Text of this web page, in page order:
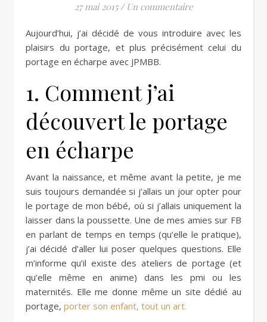
27 mai 2015 / Un commentaire
Aujourd’hui, j’ai décidé de vous introduire avec les
plaisirs du portage, et plus précisément celui du
portage en écharpe avec JPMBB.
1. Comment j’ai
découvert le portage
en écharpe
Avant la naissance, et même avant la petite, je me
suis toujours demandée si j’allais un jour opter pour
le portage de mon bébé, où si j’allais uniquement la
laisser dans la poussette. Une de mes amies sur FB
en parlant de temps en temps (qu’elle le pratique),
j’ai décidé d’aller lui poser quelques questions. Elle
m’informe qu’il existe des ateliers de portage (et
qu’elle même en anime) dans les pmi ou les
maternités. Elle me donne même un site dédié au
portage, porter son enfant, tout un art.